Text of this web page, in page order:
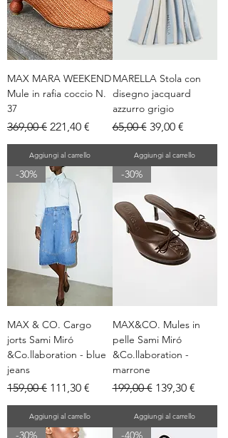
MAX MARA WEEKEND
Mule in rafia coccio N.
37
Prezzo regolare
369,00 € Prezzo scontato
221,40 €
Aggiungi al carrello
MARELLA Stola con
disegno jacquard
azzurro grigio
Prezzo regolare
65,00 € Prezzo scontato
39,00 €
Aggiungi al carrello
-30%
MAX & CO. Cargo
jorts Sami Miró
&Co.llaboration - blue
jeans
Prezzo regolare
159,00 € Prezzo scontato
111,30 €
Aggiungi al carrello
-30%
MAX&CO. Mules in
pelle Sami Miró
&Co.llaboration -
marrone
Prezzo regolare
199,00 € Prezzo scontato
139,30 €
Aggiungi al carrello
-30% -40%